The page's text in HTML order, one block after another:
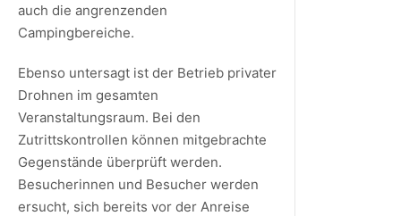
auch die angrenzenden
Campingbereiche.
Ebenso untersagt ist der Betrieb privater
Drohnen im gesamten
Veranstaltungsraum. Bei den
Zutrittskontrollen können mitgebrachte
Gegenstände überprüft werden.
Besucherinnen und Besucher werden
ersucht, sich bereits vor der Anreise